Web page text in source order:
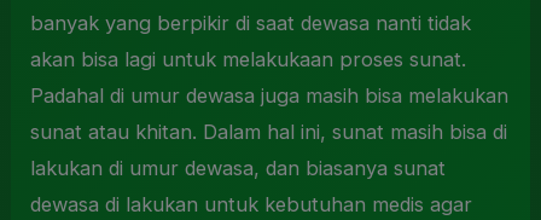
banyak yang berpikir di saat dewasa nanti tidak
akan bisa lagi untuk melakukaan proses sunat.
Padahal di umur dewasa juga masih bisa melakukan
sunat atau khitan. Dalam hal ini, sunat masih bisa di
lakukan di umur dewasa, dan biasanya sunat
dewasa di lakukan untuk kebutuhan medis agar